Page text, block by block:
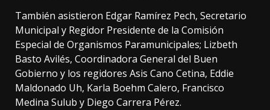
También asistieron Edgar Ramírez Pech, Secretario
Municipal y Regidor Presidente de la Comisión
Especial de Organismos Paramunicipales; Lizbeth
Basto Avilés, Coordinadora General del Buen
Gobierno y los regidores Asis Cano Cetina, Eddie
Maldonado Uh, Karla Boehm Calero, Francisco
Medina Sulub y Diego Carrera Pérez.